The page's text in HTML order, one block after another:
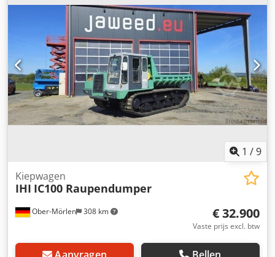
GVW: 1.975 kg Functioneel Inhoud van de laadschop: 0,8
m³ CE-markering: ja Staat Technische staat: zeer goed
Optische staat: zeer goed = Verdere opties en accessoires
= - Werklamp(en) = Opmerkingen = Algemeen Land van
productie: Oostenrijk Emissievrije, draaibare kipper,
gazonbanden
1 /9
Ober-Mörlen 308 km
Kiepwagen
IHI IC100 Raupendumper
€ 32.900
Vaste prijs excl. btw